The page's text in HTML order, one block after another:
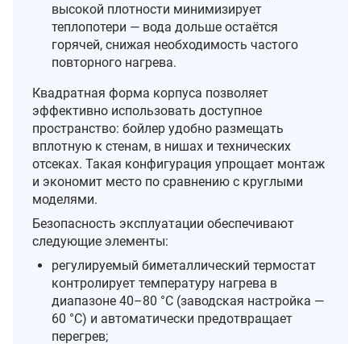
высокой плотности минимизирует
теплопотери — вода дольше остаётся
горячей, снижая необходимость частого
повторного нагрева.
Квадратная форма корпуса позволяет
эффективно использовать доступное
пространство: бойлер удобно размещать
вплотную к стенам, в нишах и технических
отсеках. Такая конфигурация упрощает монтаж
и экономит место по сравнению с круглыми
моделями.
Безопасность эксплуатации обеспечивают
следующие элементы:
регулируемый биметаллический термостат
контролирует температуру нагрева в
диапазоне 40–80 °C (заводская настройка —
60 °C) и автоматически предотвращает
перегрев;